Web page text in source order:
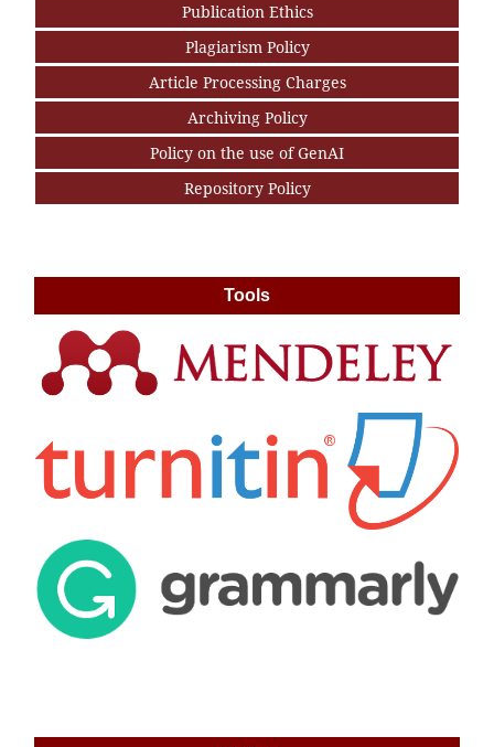
Publication Ethics
Plagiarism Policy
Article Processing Charges
Archiving Policy
Policy on the use of GenAI
Repository Policy
Tools